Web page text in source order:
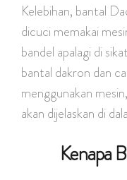
Kelebihan, bantal
dicuci memakai
bandel apalagi di
bantal dakron dan
menggunakan
akan dijelaskan di
Kenapa